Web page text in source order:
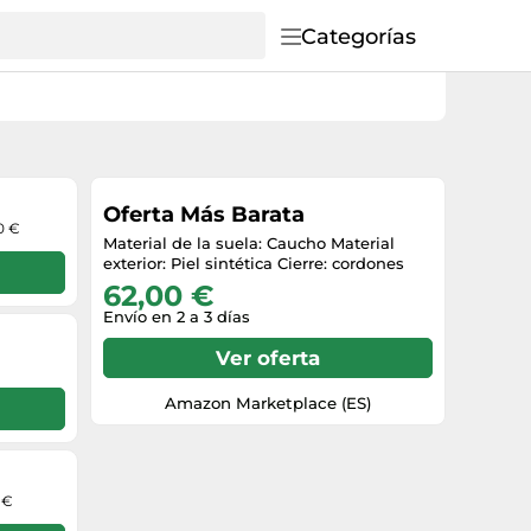
Categorías
€
€
Oferta Más Barata
Material de la suela: Caucho Material
exterior: Piel sintética Cierre: cordones
62,00 €
Envío en 2 a 3 días
Ver oferta
Amazon Marketplace (ES)